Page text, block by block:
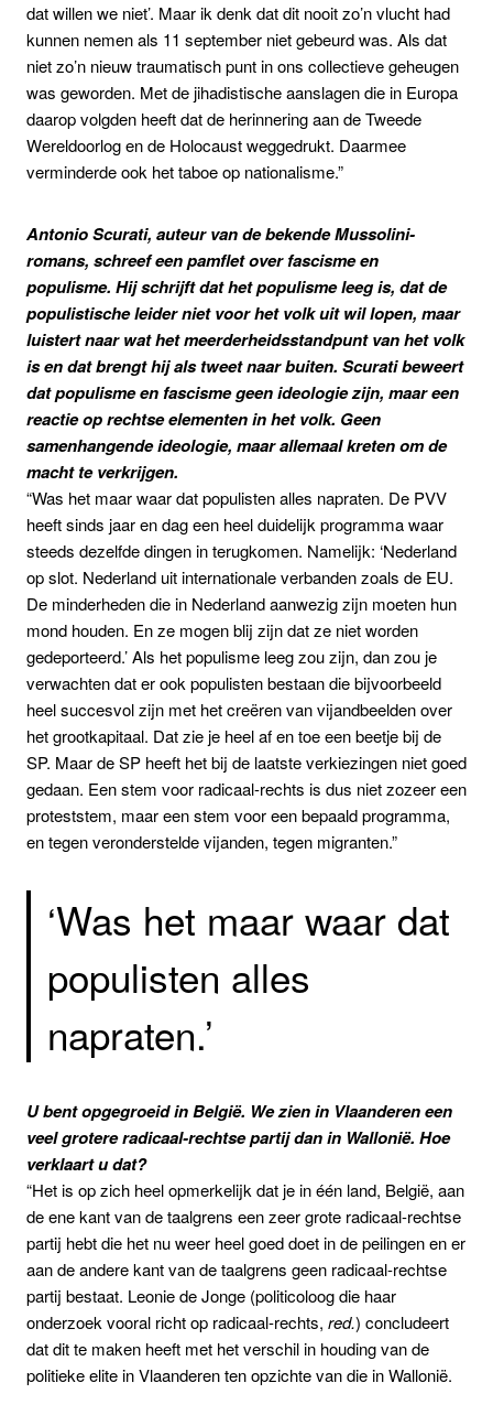
dat willen we niet’. Maar ik denk dat dit nooit zo’n vlucht had
kunnen nemen als 11 september niet gebeurd was. Als dat
niet zo’n nieuw traumatisch punt in ons collectieve geheugen
was geworden. Met de jihadistische aanslagen die in Europa
daarop volgden heeft dat de herinnering aan de Tweede
Wereldoorlog en de Holocaust weggedrukt. Daarmee
verminderde ook het taboe op nationalisme.”
Antonio Scurati, auteur van de bekende Mussolini-
romans, schreef een pamflet over fascisme en
populisme. Hij schrijft dat het populisme leeg is, dat de
populistische leider niet voor het volk uit wil lopen, maar
luistert naar wat het meerderheidsstandpunt van het volk
is en dat brengt hij als tweet naar buiten. Scurati beweert
dat populisme en fascisme geen ideologie zijn, maar een
reactie op rechtse elementen in het volk. Geen
samenhangende ideologie, maar allemaal kreten om de
macht te verkrijgen.
“Was het maar waar dat populisten alles napraten. De PVV
heeft sinds jaar en dag een heel duidelijk programma waar
steeds dezelfde dingen in terugkomen. Namelijk: ‘Nederland
op slot. Nederland uit internationale verbanden zoals de EU.
De minderheden die in Nederland aanwezig zijn moeten hun
mond houden. En ze mogen blij zijn dat ze niet worden
gedeporteerd.’ Als het populisme leeg zou zijn, dan zou je
verwachten dat er ook populisten bestaan die bijvoorbeeld
heel succesvol zijn met het creëren van vijandbeelden over
het grootkapitaal. Dat zie je heel af en toe een beetje bij de
SP. Maar de SP heeft het bij de laatste verkiezingen niet goed
gedaan. Een stem voor radicaal-rechts is dus niet zozeer een
proteststem, maar een stem voor een bepaald programma,
en tegen veronderstelde vijanden, tegen migranten.”
‘Was het maar waar dat
populisten alles
napraten.’
U bent opgegroeid in België. We zien in Vlaanderen een
veel grotere radicaal-rechtse partij dan in Wallonië. Hoe
verklaart u dat?
“Het is op zich heel opmerkelijk dat je in één land, België, aan
de ene kant van de taalgrens een zeer grote radicaal-rechtse
partij hebt die het nu weer heel goed doet in de peilingen en er
aan de andere kant van de taalgrens geen radicaal-rechtse
partij bestaat. Leonie de Jonge (politicoloog die haar
onderzoek vooral richt op radicaal-rechts, red.) concludeert
dat dit te maken heeft met het verschil in houding van de
politieke elite in Vlaanderen ten opzichte van die in Wallonië.